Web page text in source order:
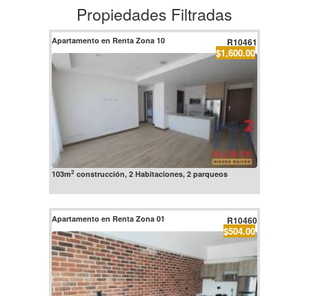
Propiedades Filtradas
Apartamento en Renta Zona 10 R10461
$1,600.00
103m2construcción, 2 Habitaciones, 2 parqueos
Apartamento en Renta Zona 01 R10460
$504.00